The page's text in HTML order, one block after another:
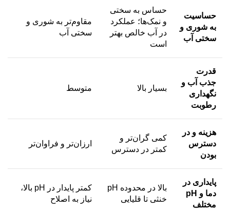
حساسیت
به شوری و
سختی آب
حساس به سختی
و نمک‌ها؛ عملکرد
در آب خالص بهتر
است
مقاوم‌تر به شوری و
سختی آب
قدرت
جذب آب و
نگهداری
رطوبت
بسیار بالا متوسط
هزینه و در
دسترس
بودن
کمی گران‌تر و
کمتر در دسترس
ارزان‌تر و فراوان‌تر
پایداری در
دما و pH
مختلف
بالا در محدوده pH
خنثی تا قلیایی
کمتر پایدار در pH بالا،
نیاز به اصلاح